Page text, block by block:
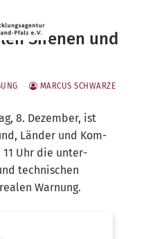
Sirenen und
MARCUS SCHWARZE
8. Dezem­ber, ist
Län­der und Kom­
11 Uhr die unter­
tech­ni­schen
Warnung.